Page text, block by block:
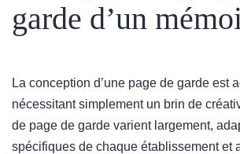
garde d’un
La conception d’une page de garde est
nécessitant simplement un brin de
de page de garde varient largement,
spécifiques de chaque établissement et